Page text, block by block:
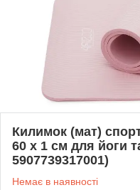
Килимок (мат)
60 x 1 см для йоги
5907739317001)
Немає в наявності